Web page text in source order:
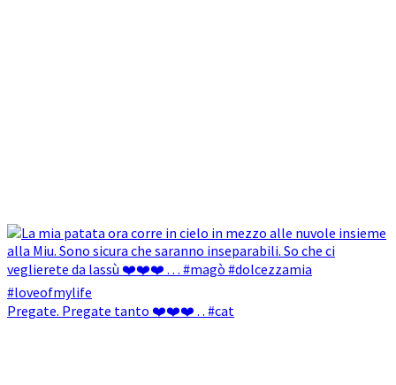
Pregate. Pregate tanto ❤️❤️❤️ . . #cat